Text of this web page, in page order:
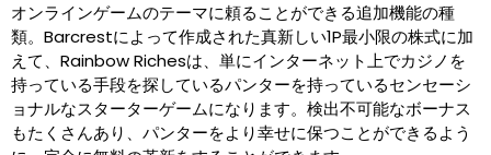
オンラインゲームのテーマに頼ることができる追加機能の種
類。Barcrestによって作成された真新しい1P最小限の株式に加
えて、Rainbow Richesは、単にインターネット上でカジノを
持っている手段を探しているパンターを持っているセンセーシ
ョナルなスターターゲームになります。検出不可能なボーナス
もたくさんあり、パンターをより幸せに保つことができるよう